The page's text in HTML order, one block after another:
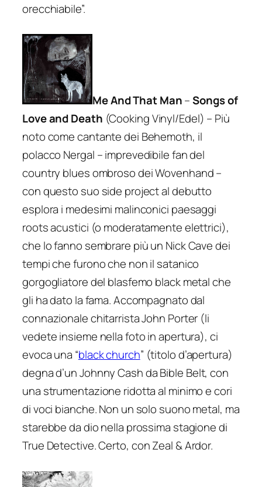
orecchiabile”.
Me And That Man–Songs of
Love and Death (Cooking Vinyl/Edel) – Più
noto come cantante dei Behemoth, il
polacco Nergal – imprevedibile fan del
country blues ombroso dei Wovenhand –
con questo suo side project al debutto
esplora i medesimi malinconici paesaggi
roots acustici (o moderatamente elettrici),
che lo fanno sembrare più un Nick Cave dei
tempi che furono che non il satanico
gorgogliatore del blasfemo black metal che
gli ha dato la fama. Accompagnato dal
connazionale chitarrista John Porter (li
vedete insieme nella foto in apertura), ci
evoca una “black church” (titolo d’apertura)
degna d’un Johnny Cash daBible Belt, con
una strumentazione ridotta al minimo e cori
di voci bianche. Non un solo suono metal, ma
starebbe da dio nella prossima stagione di
True Detective. Certo, con Zeal & Ardor.